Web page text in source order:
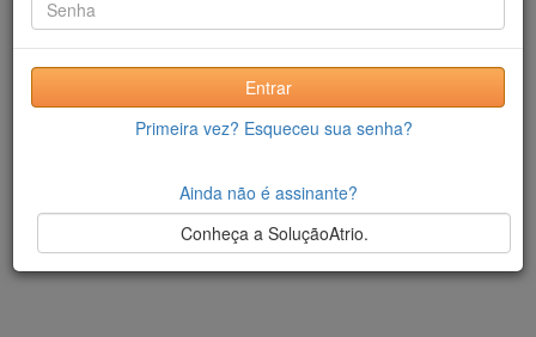
Entrar
Primeira vez? Esqueceu sua senha?
Ainda não é assinante?
Conheça a SoluçãoAtrio.